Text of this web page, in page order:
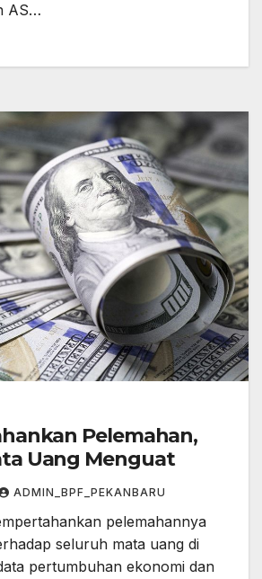
AS…
Pelemahan,
Uang Menguat
ADMIN_BPF_PEKANBARU
pelemahannya
seluruh mata uang di
pertumbuhan ekonomi dan